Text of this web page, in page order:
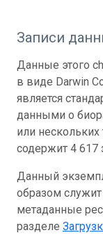
Записи
Данные этого
в виде Darwin
является
данными о
или
содержит 4 617
Данный
образом
метаданные
разделе